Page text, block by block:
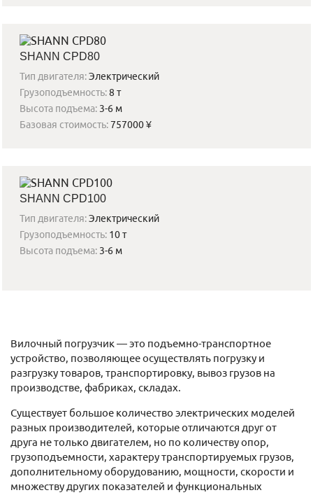
SHANN CPD80
Тип двигателя:Электрический
Грузоподъемность:8 т
Высота подъема: 3-6 м
Базовая стоимость:757000 ¥
SHANN CPD100
Тип двигателя:Электрический
Грузоподъемность: 10 т
Высота подъема: 3-6 м
Вилочный погрузчик — это подъемно-транспортное
устройство, позволяющее осуществлять погрузку и
разгрузку товаров, транспортировку, вывоз грузов на
производстве, фабриках, складах.
Существует большое количество электрических моделей
разных производителей, которые отличаются друг от
друга не только двигателем, но по количеству опор,
грузоподъемности, характеру транспортируемых грузов,
дополнительному оборудованию, мощности, скорости и
множеству других показателей и функциональных